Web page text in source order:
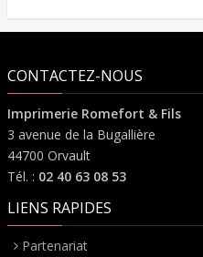
CONTACTEZ-NOUS
Imprimerie Romefort & Fils
3 avenue de la Bugallière
44700 Orvault
Tél. : 02 40 63 08 53
LIENS RAPIDES
Partenariat